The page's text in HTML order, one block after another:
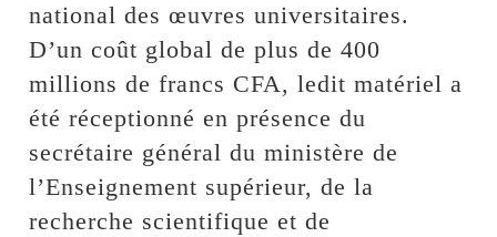
national des œuvres universitaires.
D’un coût global de plus de 400
millions de francs CFA, ledit matériel a
été réceptionné en présence du
secrétaire général du ministère de
l’Enseignement supérieur, de la
recherche scientifique et de